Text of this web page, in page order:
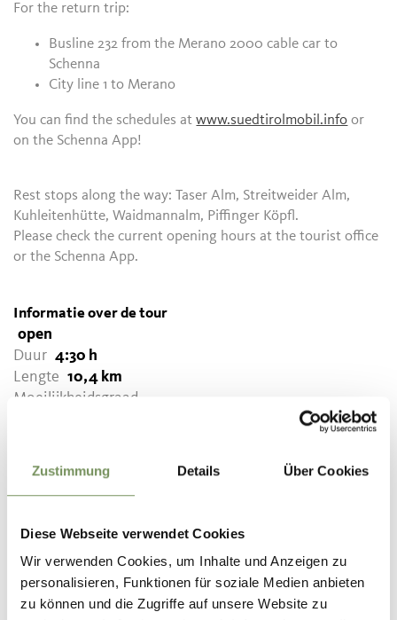
Zustimmung Details Über Cookies
Diese Webseite verwendet Cookies
Wir verwenden Cookies, um Inhalte und Anzeigen zu
personalisieren, Funktionen für soziale Medien anbieten
zu können und die Zugriffe auf unsere Website zu
For the return trip:
Busline 232 from the Merano 2000 cable car to
Schenna
City line 1 to Merano
You can find the schedules atwww.suedtirolmobil.info or
on the Schenna App!
Rest stops along the way: Taser Alm, Streitweider Alm,
Kuhleitenhütte, Waidmannalm, Piffinger Köpfl.
Please check the current opening hours at the tourist office
or the Schenna App.
Informatie over de tour
open
Duur 4:30 h
Lengte 10,4 km
Moeilijkheidsgraad
1000 hm
Hoogtemeter bergaf
Highest point
DOWNLOAD GPX-FILE